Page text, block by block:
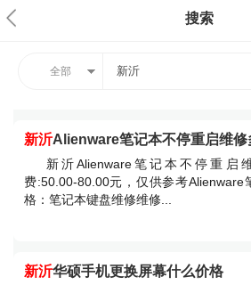
搜索
全部
新沂Alienware笔记本不停重启维修
新沂Alienware笔记本不停重启
费:50.00-80.00元，仅供参考Alienware
格：笔记本键盘维修维修...
新沂华硕手机更换屏幕什么价格